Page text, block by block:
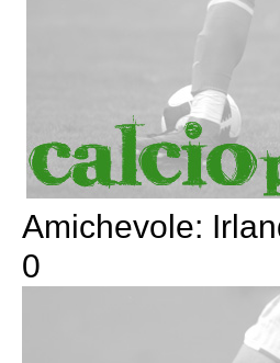
Amichevole:
0